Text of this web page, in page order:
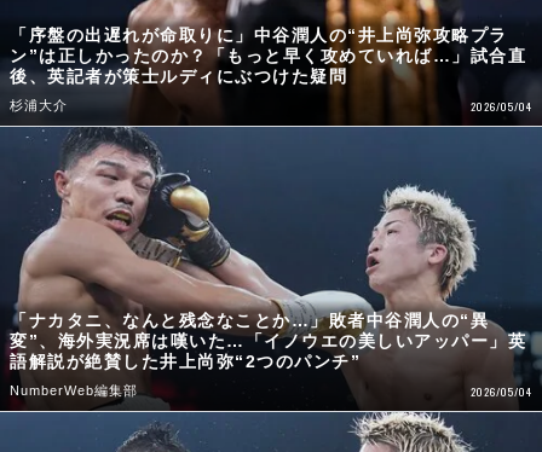
「序盤の出遅れが命取りに」中谷潤人の“井上尚弥攻略プラ
ン”は正しかったのか？「もっと早く攻めていれば…」試合直
後、英記者が策士ルディにぶつけた疑問
杉浦大介 2026/05/04
「ナカタニ、なんと残念なことか…」敗者中谷潤人の“異
変”、海外実況席は嘆いた…「イノウエの美しいアッパー」英
語解説が絶賛した井上尚弥“2つのパンチ”
NumberWeb編集部 2026/05/04